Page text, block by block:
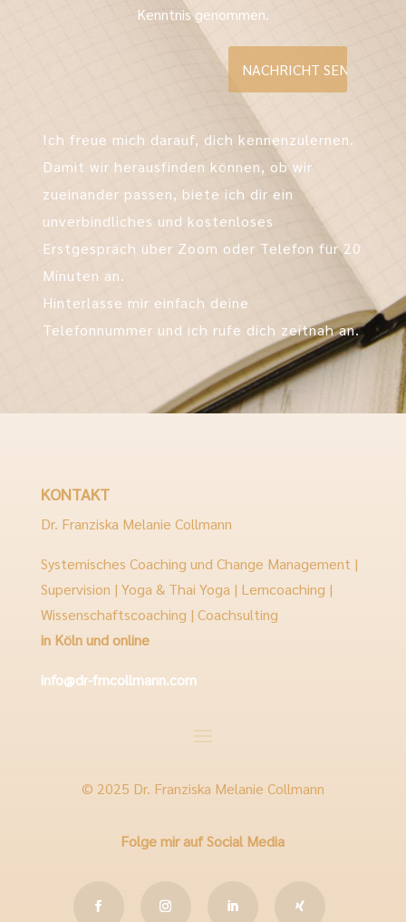
Kenntnis genommen.
Ich freue mich darauf, dich kennenzulernen.
Damit wir herausfinden können, ob wir
zueinander passen, biete ich dir ein
unverbindliches und kostenloses
Erstgespräch über Zoom oder Telefon für 20
Minuten an.
Hinterlasse mir einfach deine
Telefonnummer und ich rufe dich zeitnah an.
KONTAKT
Dr. Franziska Melanie Collmann
Systemisches Coaching und Change Management |
Supervision | Yoga & Thai Yoga | Lerncoaching |
Wissenschaftscoaching | Coachsulting
in Köln und online
info@dr-fmcollmann.com
© 2025 Dr. Franziska Melanie Collmann
Folge mir auf Social Media